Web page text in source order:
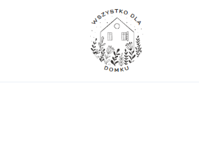
Wyposażenie wnętrz